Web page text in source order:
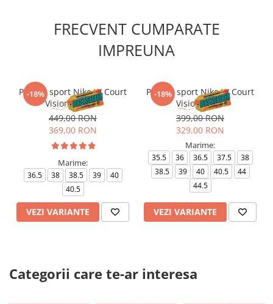
FRECVENT CUMPARATE
IMPREUNA
-18%
Pantofi sport Nike W Court
Vision Alta Ltr
449,00 RON
369,00 RON
Marime:
36.5 38 38.5 39
40
40.5
VEZI VARIANTE
-18%
Pantofi sport Nike W Court
Vision Lo Be
399,00 RON
329,00 RON
Marime:
35.5 36 36.5 37.5
38
38.5
39 40 40.5
44
44.5
VEZI VARIANTE
Categorii care te-ar interesa